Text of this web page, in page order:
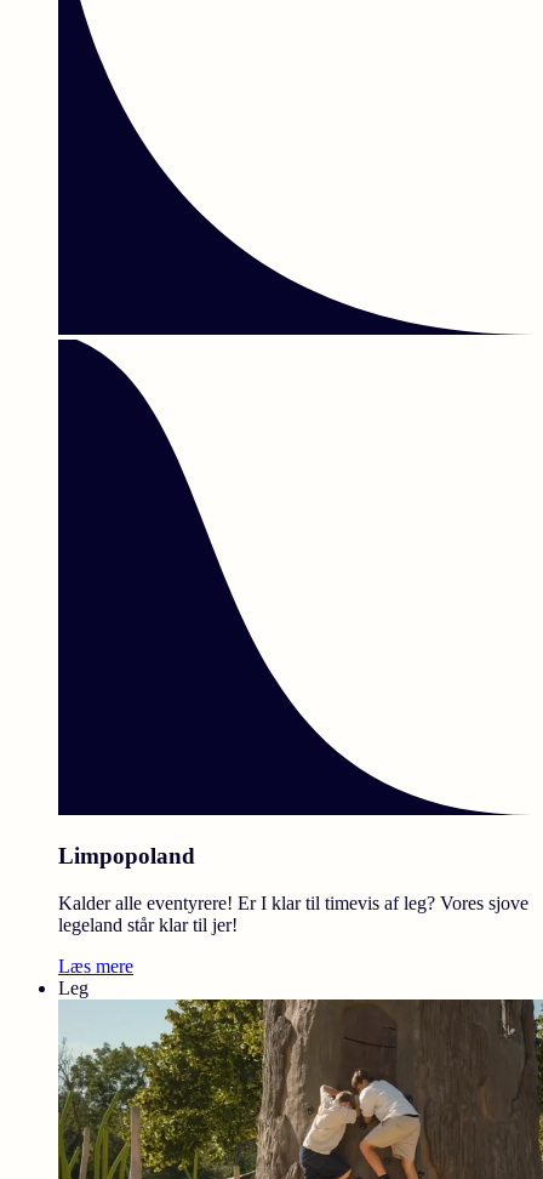
Limpopoland
Kalder alle eventyrere! Er I klar til timevis af leg? Vores sjove
legeland står klar til jer!
Læs mere
Leg